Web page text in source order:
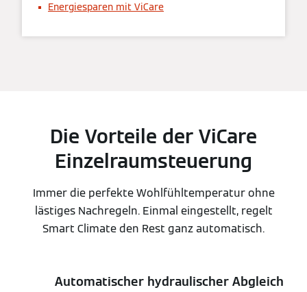
Energiesparen mit ViCare
Die Vorteile der ViCare
Einzelraumsteuerung
Immer die perfekte Wohlfühltemperatur ohne
lästiges Nachregeln. Einmal eingestellt, regelt
Smart Climate den Rest ganz automatisch.
Automatischer hydraulischer Abgleich